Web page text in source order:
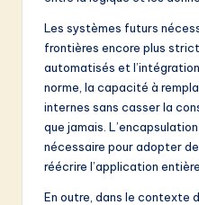
Les systèmes futurs
frontières encore plus
automatisés et
norme, la capacité à
internes sans casser la
que jamais.
nécessaire pour adopter
réécrire l’application entière.
En outre, dans le contexte